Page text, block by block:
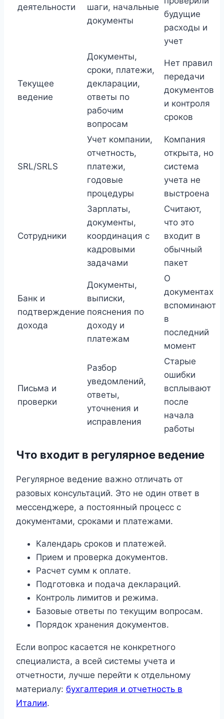
деятельности
шаги, начальные
документы
будущие
расходы и
учет
Текущее
ведение
Документы,
сроки, платежи,
декларации,
ответы по
рабочим
вопросам
Нет правил
передачи
документов
и контроля
сроков
SRL/SRLS
Учет компании,
отчетность,
платежи,
годовые
процедуры
Компания
открыта, но
система
учета не
выстроена
Сотрудники
Зарплаты,
документы,
координация с
кадровыми
задачами
Считают,
что это
входит в
обычный
пакет
Банк и
подтверждение
дохода
Документы,
выписки,
пояснения по
доходу и
платежам
О
документах
вспоминают
в
последний
момент
Письма и
проверки
Разбор
уведомлений,
ответы,
уточнения и
исправления
Старые
ошибки
всплывают
после
начала
работы
Что входит в регулярное ведение
Регулярное ведение важно отличать от
разовых консультаций. Это не один ответ в
мессенджере, а постоянный процесс с
документами, сроками и платежами.
Календарь сроков и платежей.
Прием и проверка документов.
Расчет сумм к оплате.
Подготовка и подача деклараций.
Контроль лимитов и режима.
Базовые ответы по текущим вопросам.
Порядок хранения документов.
Если вопрос касается не конкретного
специалиста, а всей системы учета и
отчетности, лучше перейти к отдельному
материалу: бухгалтерия и отчетность в
Италии.